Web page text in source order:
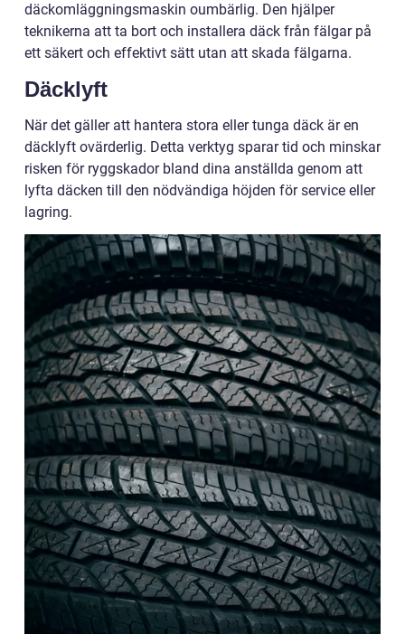
däckomläggningsmaskin oumbärlig. Den hjälper
teknikerna att ta bort och installera däck från fälgar på
ett säkert och effektivt sätt utan att skada fälgarna.
Däcklyft
När det gäller att hantera stora eller tunga däck är en
däcklyft ovärderlig. Detta verktyg sparar tid och minskar
risken för ryggskador bland dina anställda genom att
lyfta däcken till den nödvändiga höjden för service eller
lagring.